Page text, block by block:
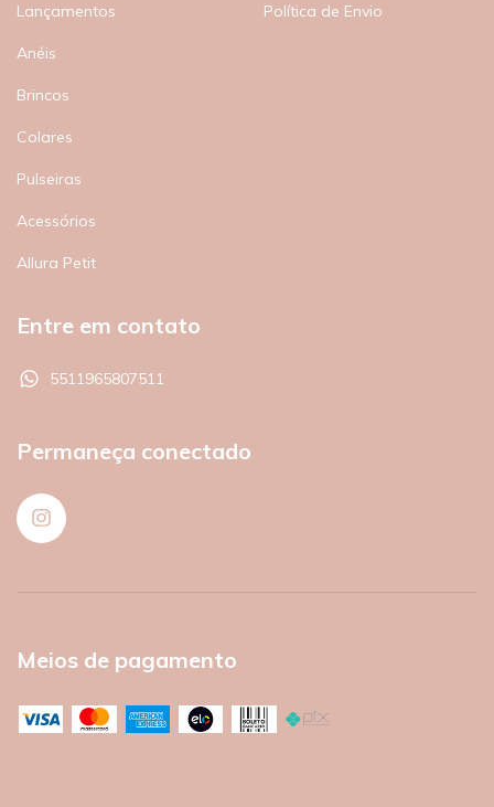
Lançamentos
Anéis
Brincos
Colares
Pulseiras
Acessórios
Allura Petit
Política de Envio
Entre em contato
5511965807511
Permaneça conectado
Meios de pagamento